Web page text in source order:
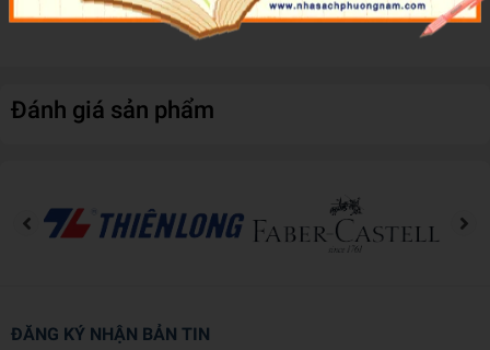
trao tặng người thân, bè.
Đánh giá sản phẩm
ĐĂNG KÝ NHẬN BẢN TIN